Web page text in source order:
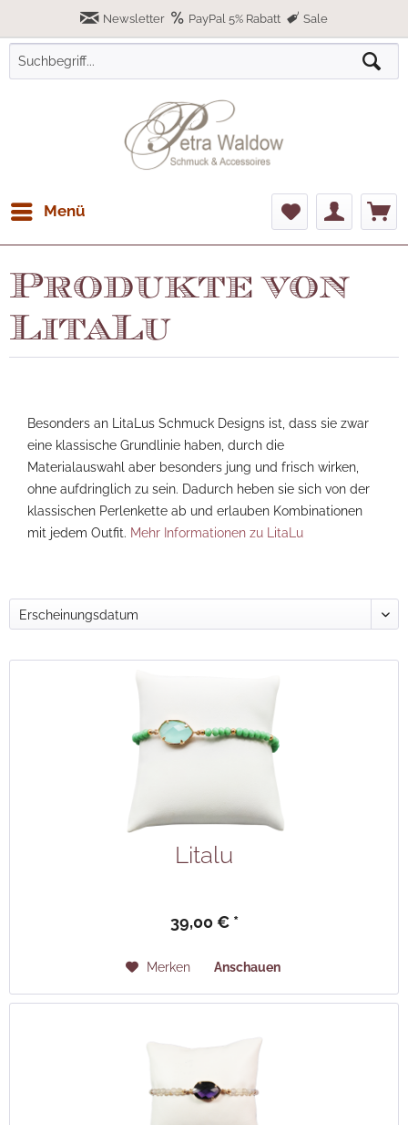
Newsletter PayPal 5% Rabatt Sale
Menü
Produkte von
LitaLu
Besonders an LitaLus Schmuck Designs ist, dass sie zwar
eine klassische Grundlinie haben, durch die
Materialauswahl aber besonders jung und frisch wirken,
ohne aufdringlich zu sein. Dadurch heben sie sich von der
klassischen Perlenkette ab und erlauben Kombinationen
mit jedem Outfit. Mehr Informationen zu LitaLu
Litalu
39,00 € *
Merken Anschauen